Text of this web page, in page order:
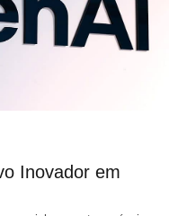
Inovador em